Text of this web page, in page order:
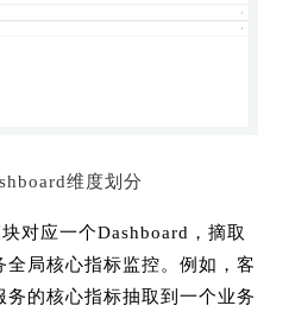
维度划分
对应一个Dashboard，摘取
局核心指标监控。例如，客
务的核心指标抽取到一个业务